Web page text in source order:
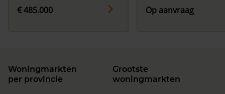
€ 485.000
Op aanvraag
Woningmarkten
per provincie
Grootste
woningmarkten